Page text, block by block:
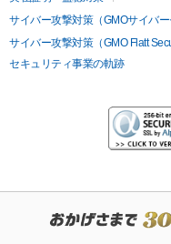
サイバー攻撃対策（GMOサイバー
サイバー攻撃対策（GMO Flatt
セキュリティ事業の軌跡